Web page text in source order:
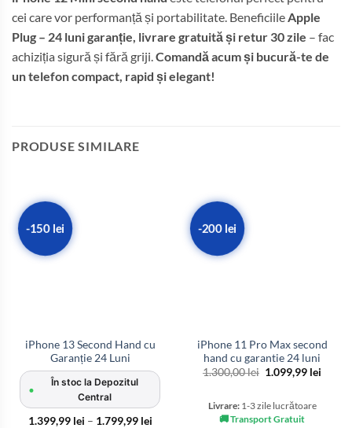
cei care vor performanță și portabilitate. BeneficiileApple
Plug – 24 luni garanție, livrare gratuită și retur 30 zile – fac
achiziția sigură și fără griji.Comandă acum și bucură-te de
un telefon compact, rapid și elegant!
PRODUSE SIMILARE
-150 lei
iPhone 13 Second Hand cu
Garanție 24 Luni
•
În stoc la Depozitul
Central
1.399,99 lei – 1.799,99 leiInterval
-200 lei
iPhone 11 Pro Max second
hand cu garantie 24 luni
1.300,00lei Prețul
fost:
1.300,00 lei.
1.099,99 lei
Livrare:1-3 zile lucrătoare
🚚 Transport Gratuit